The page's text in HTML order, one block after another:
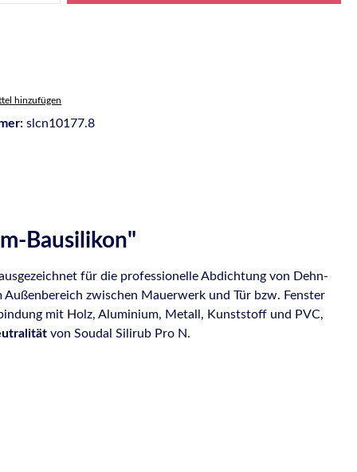
hinzufügen
slcn10177.8
Bausilikon"
für die professionelle Abdichtung von Dehn-
zwischen Mauerwerk und Tür bzw. Fenster
mit Holz, Aluminium, Metall, Kunststoff und PVC,
von Soudal Silirub Pro N.